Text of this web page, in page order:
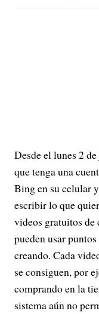
Desde el lunes 2
que tenga una
Bing en su celular
escribir lo que
videos gratuitos de
pueden usar
creando. Cada
se consiguen, por
comprando en la
sistema aún no